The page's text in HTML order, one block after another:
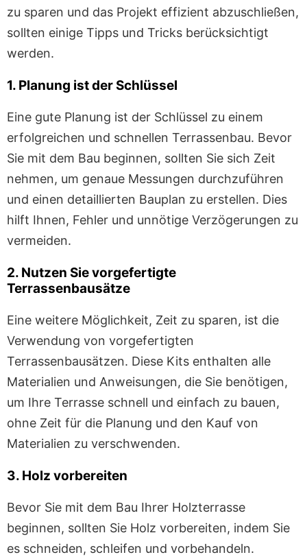
zu sparen und das Projekt effizient abzuschließen,
sollten einige Tipps und Tricks berücksichtigt
werden.
1. Planung ist der Schlüssel
Eine gute Planung ist der Schlüssel zu einem
erfolgreichen und schnellen Terrassenbau. Bevor
Sie mit dem Bau beginnen, sollten Sie sich Zeit
nehmen, um genaue Messungen durchzuführen
und einen detaillierten Bauplan zu erstellen. Dies
hilft Ihnen, Fehler und unnötige Verzögerungen zu
vermeiden.
2. Nutzen Sie vorgefertigte
Terrassenbausätze
Eine weitere Möglichkeit, Zeit zu sparen, ist die
Verwendung von vorgefertigten
Terrassenbausätzen. Diese Kits enthalten alle
Materialien und Anweisungen, die Sie benötigen,
um Ihre Terrasse schnell und einfach zu bauen,
ohne Zeit für die Planung und den Kauf von
Materialien zu verschwenden.
3. Holz vorbereiten
Bevor Sie mit dem Bau Ihrer Holzterrasse
beginnen, sollten Sie Holz vorbereiten, indem Sie
es schneiden, schleifen und vorbehandeln.